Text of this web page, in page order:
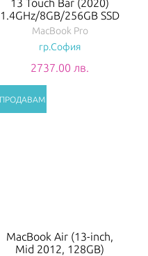
13 Touch Bar (2020)
1.4GHz/8GB/256GB SSD
MacBook Pro
гр.София
2737.00 лв.
MacBook Air (13-inch,
Mid 2012, 128GB)